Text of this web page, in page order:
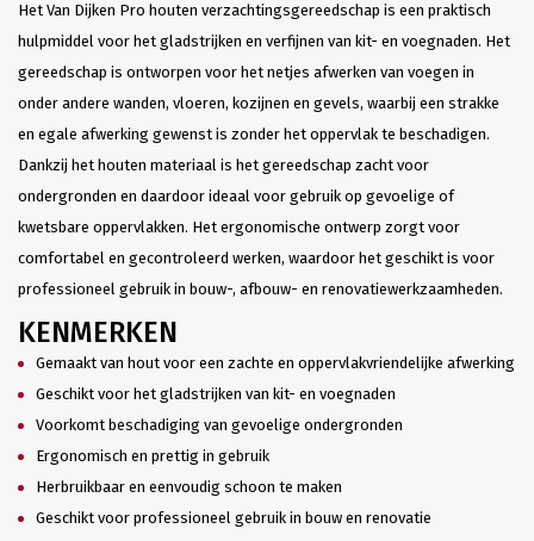
Het Van Dijken Pro houten verzachtingsgereedschap is een praktisch
hulpmiddel voor het gladstrijken en verfijnen van kit- en voegnaden. Het
gereedschap is ontworpen voor het netjes afwerken van voegen in
onder andere wanden, vloeren, kozijnen en gevels, waarbij een strakke
en egale afwerking gewenst is zonder het oppervlak te beschadigen.
Dankzij het houten materiaal is het gereedschap zacht voor
ondergronden en daardoor ideaal voor gebruik op gevoelige of
kwetsbare oppervlakken. Het ergonomische ontwerp zorgt voor
comfortabel en gecontroleerd werken, waardoor het geschikt is voor
professioneel gebruik in bouw-, afbouw- en renovatiewerkzaamheden.
KENMERKEN
Gemaakt van hout voor een zachte en oppervlakvriendelijke afwerking
Geschikt voor het gladstrijken van kit- en voegnaden
Voorkomt beschadiging van gevoelige ondergronden
Ergonomisch en prettig in gebruik
Herbruikbaar en eenvoudig schoon te maken
Geschikt voor professioneel gebruik in bouw en renovatie